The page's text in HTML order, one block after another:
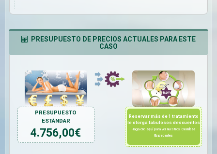
PRESUPUESTO DE PRECIOS ACTUALES PARA ESTE
CASO
PRESUPUESTO
ESTÁNDAR
4.756,00€
Reservar más de 1 tratamiento
le otorga fabulosos descuentos
Haga clic aquípara ver nuestros Combos
Especiales